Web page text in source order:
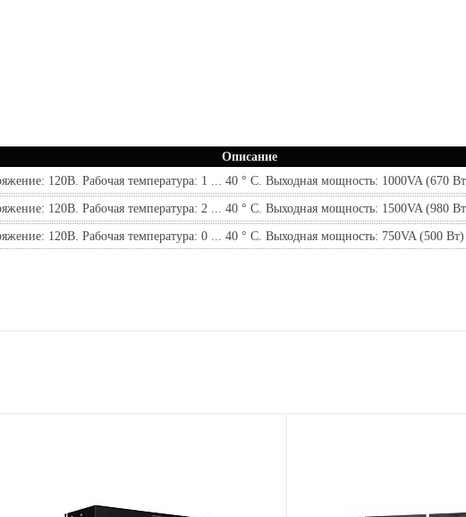
Описание
120В. Рабочая температура: 1 ... 40 ° C. Выходная мощность: 1000VA (670
120В. Рабочая температура: 2 ... 40 ° C. Выходная мощность: 1500VA (980
120В. Рабочая температура: 0 ... 40 ° C. Выходная мощность: 750VA (500 Вт)